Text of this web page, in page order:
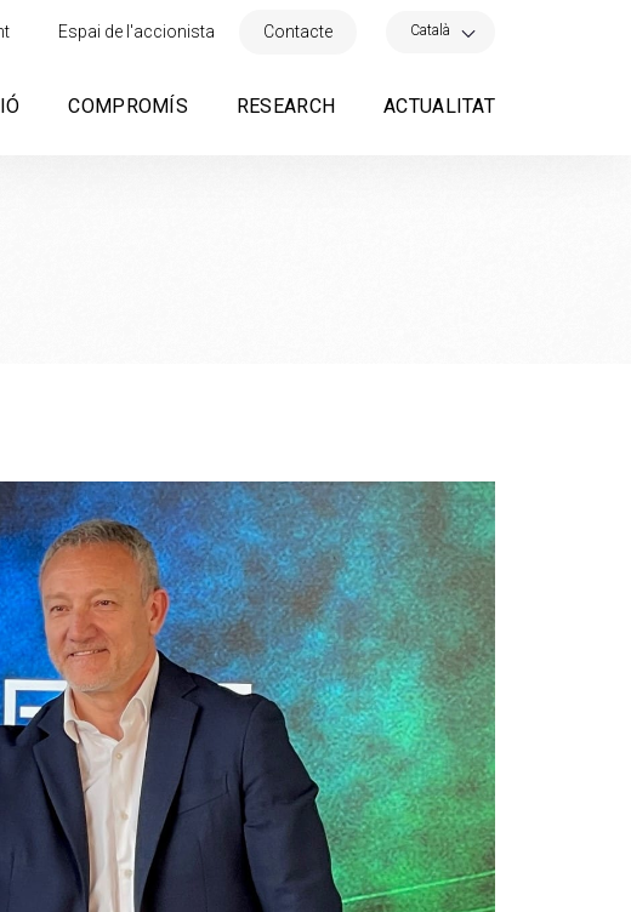
Espai de l'accionista Contacte Català
COMPROMÍS RESEARCH ACTUALITAT